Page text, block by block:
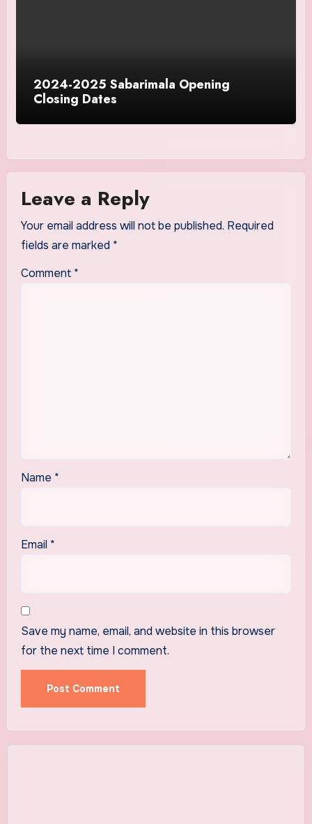
2024-2025 Sabarimala Opening
Closing Dates
Leave a Reply
Your email address will not be published. Required
fields are marked *
Comment *
Name *
Email *
Save my name, email, and website in this browser
for the next time I comment.